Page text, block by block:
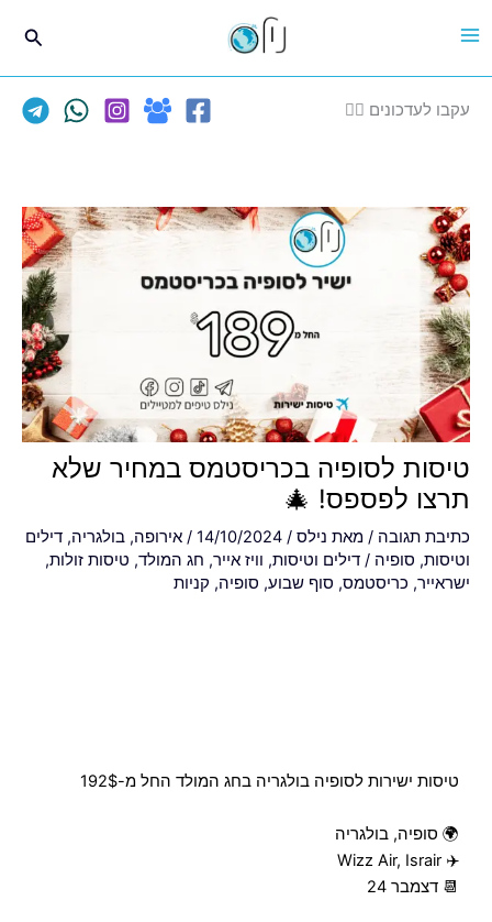
לתוכן
עקבו לעדכונים 👈🏽
טיסות לסופיה בכריסטמס במחיר שלא
תרצו לפספס! 🎄
כתיבת תגובה / מאת נילס /
14/10/2024
/ אירופה, בולגריה, דילים
וטיסות, סופיה / דילים וטיסות, וויז אייר, חג המולד, טיסות זולות,
ישראייר, כריסטמס, סוף שבוע, סופיה, קניות
טיסות ישירות לסופיה בולגריה בחג המולד החל מ-192$
🌍 סופיה, בולגריה
✈️ Wizz Air, Israir
📆 דצמבר 24